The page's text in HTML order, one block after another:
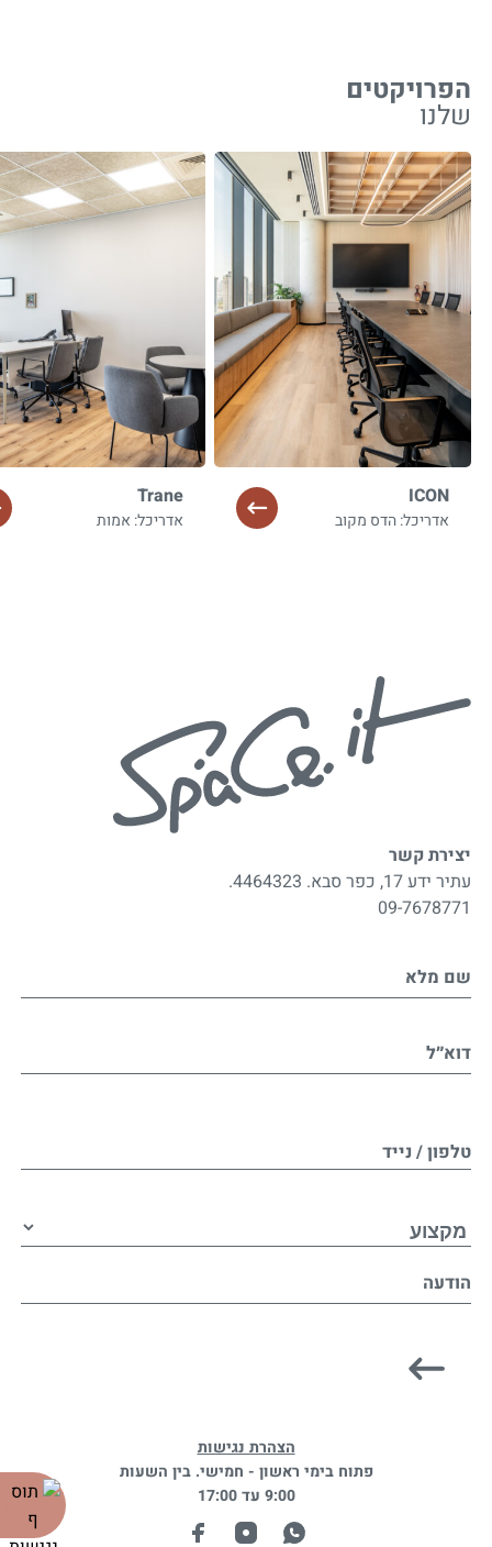
הפרויקטים
שלנו
ICON
אדריכל: הדס מקוב
Trane
אדריכל: אמות
יצירת קשר
עתיר ידע 17, כפר סבא. 4464323.
09-7678771
שם מלא
דוא״ל
טלפון / נייד
הודעה
הצהרת נגישות
פתוח בימי ראשון - חמישי. בין השעות
9:00 עד 17:00